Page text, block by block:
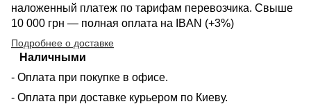
наложенный платеж по тарифам перевозчика. Свыше
10 000 грн — полная оплата на IBAN (+3%)
Подробнее о доставке
Наличными
- Оплата при покупке в офисе.
- Оплата при доставке курьером по Киеву.